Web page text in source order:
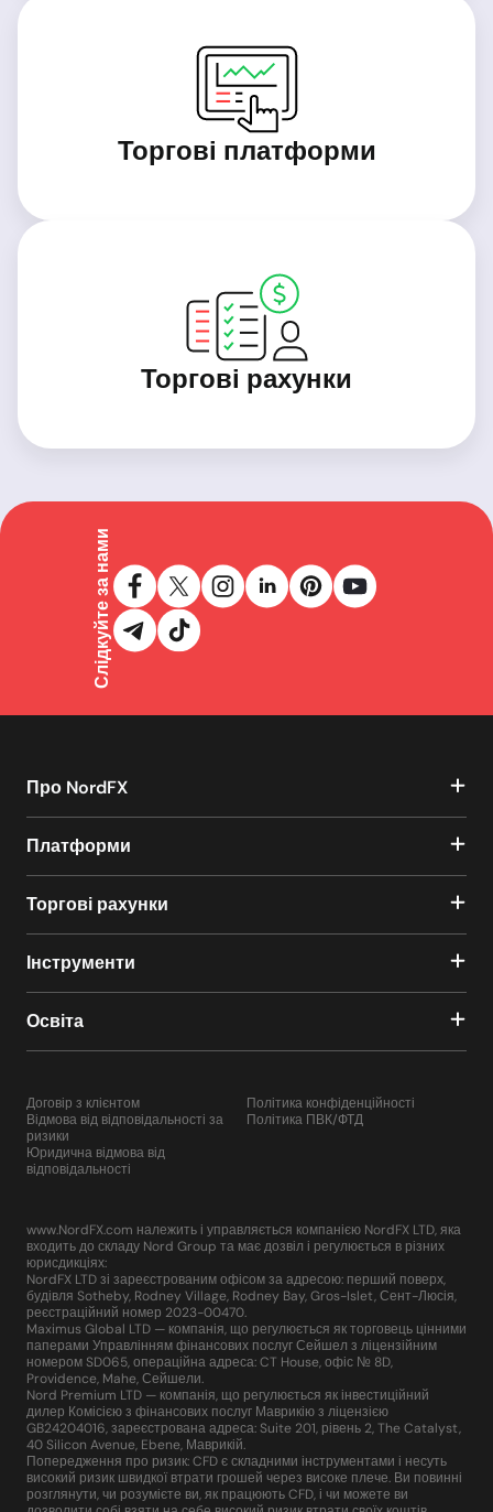
Торгові платформи
Торгові рахунки
Слідкуйте за нами
Про NordFX
Платформи
Торгові рахунки
Інструменти
Освіта
Договір з клієнтом
Відмова від відповідальності за
ризики
Юридична відмова від
відповідальності
Політика конфіденційності
Політика ПВК/ФТД
www.NordFX.com належить і управляється компанією NordFX LTD, яка
входить до складу Nord Group та має дозвіл і регулюється в різних
юрисдикціях:
NordFX LTD зі зареєстрованим офісом за адресою: перший поверх,
будівля Sotheby, Rodney Village, Rodney Bay, Gros-Islet, Сент-Люсія,
реєстраційний номер 2023-00470.
Maximus Global LTD — компанія, що регулюється як торговець цінними
паперами Управлінням фінансових послуг Сейшел з ліцензійним
номером SD065, операційна адреса: CT House, офіс № 8D,
Providence, Mahe, Сейшели.
Nord Premium LTD — компанія, що регулюється як інвестиційний
дилер Комісією з фінансових послуг Маврикію з ліцензією
GB24204016, зареєстрована адреса: Suite 201, рівень 2, The Catalyst,
40 Silicon Avenue, Ebene, Маврикій.
Попередження про ризик: CFD є складними інструментами і несуть
високий ризик швидкої втрати грошей через високе плече. Ви повинні
розглянути, чи розумієте ви, як працюють CFD, і чи можете ви